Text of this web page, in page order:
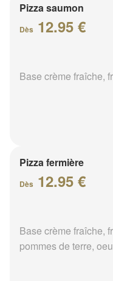
Pizza saumon
Dès 12.95 €
Base crème fraîche,
Pizza fermière
Dès 12.95 €
Base crème fraîche,
pommes de terre,